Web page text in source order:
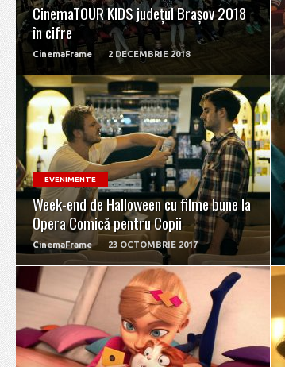
CinemaTOUR KIDS județul Brașov 2018
în cifre
CinemaFrame 2 DECEMBRIE 2018
EVENIMENTE
Week-end de Halloween cu filme bune la
Opera Comică pentru Copii
CinemaFrame 23 OCTOMBRIE 2017
READ MORE
READ MORE